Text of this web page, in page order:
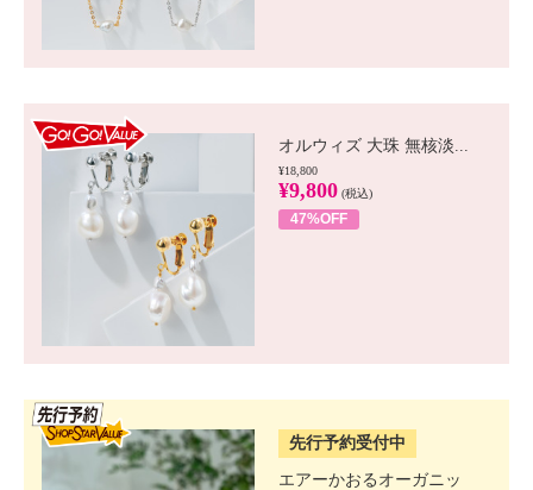
オルウィズ 大珠 無核淡...
¥18,800
¥9,800 (税込)
47%OFF
先行予約受付中
エアーかおるオーガニッ